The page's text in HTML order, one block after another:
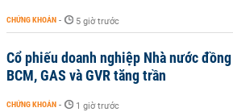
CHỨNG KHOÁN - 5 giờ trước
Cổ phiếu doanh nghiệp Nhà nước
BCM, GAS và GVR tăng trần
CHỨNG KHOÁN - 1 giờ trước